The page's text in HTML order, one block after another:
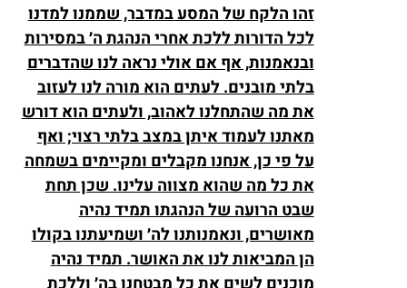
זהו הלקח של המסע במדבר, שממנו למדנו
לכל הדורות ללכת אחרי הנהגת ה׳ במסירות
ובנאמנות, אף אם אולי נראה לנו שהדברים
בלתי מובנים. לעתים הוא מורה לנו לעזוב
את מה שהתחלנו לאהוב, ולעתים הוא דורש
מאתנו לעמוד איתן במצב בלתי רצוי; ואף
על פי כן, אנחנו מקבלים ומקיימים בשמחה
את כל מה שהוא מצווה עלינו. שכן תחת
שבט הרועה של הנהגתו תמיד נהיה
מאושרים, ונאמנותנו לה׳ ושמיעתנו בקולו
הן המביאות לנו את האושר. תמיד נהיה